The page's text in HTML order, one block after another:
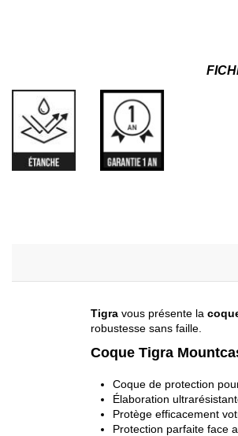
Tigra vous présente la
robustesse sans faille.
Coque Tigra
Coque de protection
Élaboration
Protège efficacement
Protection parfaite face